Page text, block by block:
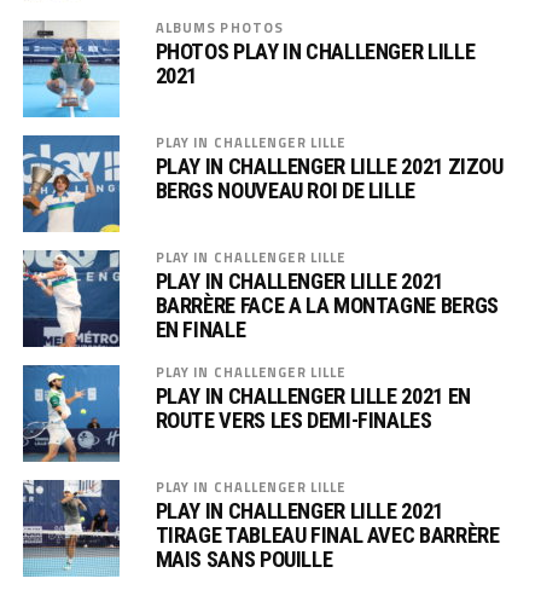
ALBUMS PHOTOS
PHOTOS PLAY IN CHALLENGER LILLE
2021
PLAY IN CHALLENGER LILLE
PLAY IN CHALLENGER LILLE 2021 ZIZOU
BERGS NOUVEAU ROI DE LILLE
PLAY IN CHALLENGER LILLE
PLAY IN CHALLENGER LILLE 2021
BARRÈRE FACE A LA MONTAGNE BERGS
EN FINALE
PLAY IN CHALLENGER LILLE
PLAY IN CHALLENGER LILLE 2021 EN
ROUTE VERS LES DEMI-FINALES
PLAY IN CHALLENGER LILLE
PLAY IN CHALLENGER LILLE 2021
TIRAGE TABLEAU FINAL AVEC BARRÈRE
MAIS SANS POUILLE